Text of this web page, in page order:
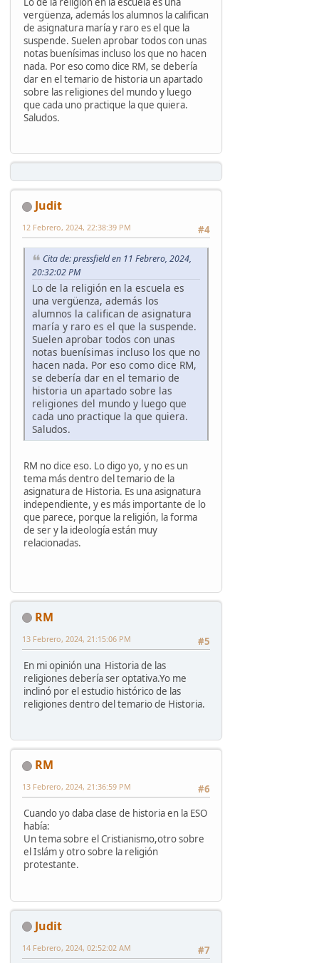
vergüenza, además los alumnos la califican
de asignatura maría y raro es el que la
suspende. Suelen aprobar todos con unas
notas buenísimas incluso los que no hacen
nada. Por eso como dice RM, se debería
dar en el temario de historia un apartado
sobre las religiones del mundo y luego
que cada uno practique la que quiera.
Saludos.
Judit
#4
12 Febrero, 2024, 22:38:39 PM
Cita de: pressfield en 11 Febrero, 2024,
20:32:02 PM
Lo de la religión en la escuela es
una vergüenza, además los
alumnos la califican de asignatura
maría y raro es el que la suspende.
Suelen aprobar todos con unas
notas buenísimas incluso los que no
hacen nada. Por eso como dice RM,
se debería dar en el temario de
historia un apartado sobre las
religiones del mundo y luego que
cada uno practique la que quiera.
Saludos.
RM no dice eso. Lo digo yo, y no es un
tema más dentro del temario de la
asignatura de Historia. Es una asignatura
independiente, y es más importante de lo
que parece, porque la religión, la forma
de ser y la ideología están muy
relacionadas.
RM
#5
13 Febrero, 2024, 21:15:06 PM
En mi opinión una Historia de las
religiones debería ser optativa.Yo me
inclinó por el estudio histórico de las
religiones dentro del temario de Historia.
RM
#6
13 Febrero, 2024, 21:36:59 PM
Cuando yo daba clase de historia en la ESO
había:
Un tema sobre el Cristianismo,otro sobre
el Islám y otro sobre la religión
protestante.
Judit
#7
14 Febrero, 2024, 02:52:02 AM